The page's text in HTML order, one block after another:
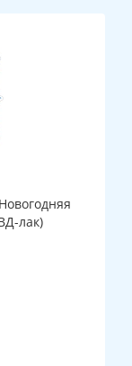
лак)